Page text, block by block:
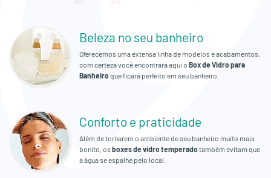
Orçamento
Fale
Conosco
Beleza no seu banheiro
Oferecemos uma extensa linha de modelos e acabamentos,
com certeza você encontrará aqui o Box de Vidro para
Banheiroque ficará perfeito em seu banheiro.
Conforto e praticidade
Além de tornarem o ambiente de seu banheiro muito mais
bonito, os boxes de vidro temperadotambém evitam que
a água se espalhe pelo local.